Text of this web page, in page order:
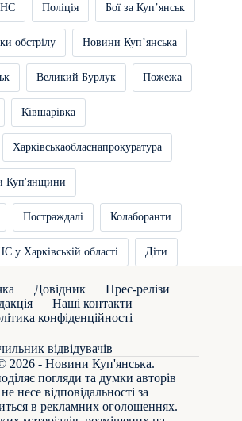
Поліція Бої за Купʼянськ
обстрілу Новини Купʼянська
Великий Бурлук Пожежа
Ківшарівка
Харківськаобласнапрокуратура
Куп'янщини
Постраждалі Колаборанти
у Харківській області Діти
Довідник
Прес-релізи
Наші контакти
конфіденційності
2026 - Новини Куп'янська.
погляди та думки авторів
несе відповідальності за
в рекламних оголошеннях.